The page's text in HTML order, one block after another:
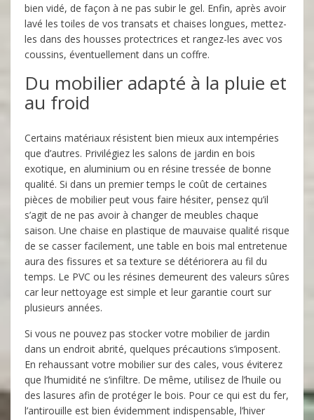
bien vidé, de façon à ne pas subir le gel. Enfin, après avoir
lavé les toiles de vos transats et chaises longues, mettez-
les dans des housses protectrices et rangez-les avec vos
coussins, éventuellement dans un coffre.
Du mobilier adapté à la pluie et
au froid
Certains matériaux résistent bien mieux aux intempéries
que d’autres. Privilégiez les salons de jardin en bois
exotique, en aluminium ou en résine tressée de bonne
qualité. Si dans un premier temps le coût de certaines
pièces de mobilier peut vous faire hésiter, pensez qu’il
s’agit de ne pas avoir à changer de meubles chaque
saison. Une chaise en plastique de mauvaise qualité risque
de se casser facilement, une table en bois mal entretenue
aura des fissures et sa texture se détériorera au fil du
temps. Le PVC ou les résines demeurent des valeurs sûres
car leur nettoyage est simple et leur garantie court sur
plusieurs années.
Si vous ne pouvez pas stocker votre mobilier de jardin
dans un endroit abrité, quelques précautions s’imposent.
En rehaussant votre mobilier sur des cales, vous éviterez
que l’humidité ne s’infiltre. De même, utilisez de l’huile ou
des lasures afin de protéger le bois. Pour ce qui est du fer,
l’antirouille est bien évidemment indispensable, l’hiver